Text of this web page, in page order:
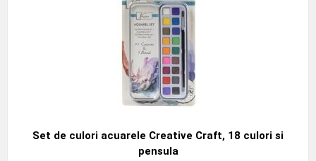
Set de culori acuarele Creative Craft, 18 culori si
pensula